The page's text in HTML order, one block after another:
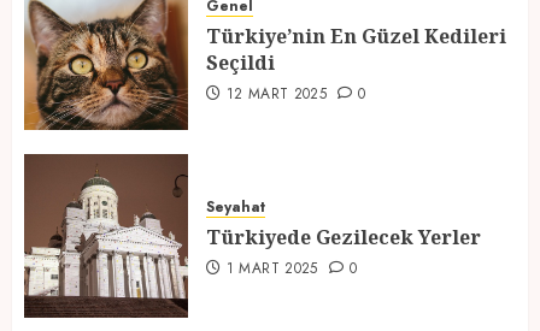
3
12 MART 2025 0
4
1 MART 2025
Genel
Türkiye’nin En Güzel Kedileri
Seçildi
12 MART 2025 0
Seyahat
Türkiyede Gezilecek Yerler
1 MART 2025 0